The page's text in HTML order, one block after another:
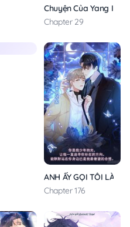
Chuyện Của Yang Il
Chapter 29
ANH ẤY GỌI TÔI LÀ
Chapter 176